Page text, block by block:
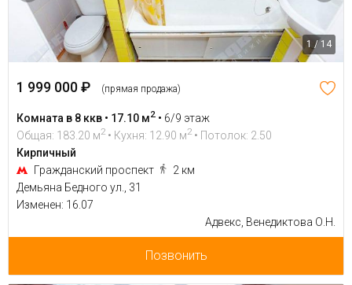
1 / 14
1 999 000 ₽ (прямая продажа)
Комната в 8 ккв • 17.10 м2 • 6/9 этаж
Общая: 183.20 м2 • Кухня: 12.90 м2 • Потолок: 2.50
Кирпичный
Гражданский проспект
2 км
Демьяна Бедного ул., 31
Изменен: 16.07
Адвекс, Венедиктова О.Н.
Позвонить